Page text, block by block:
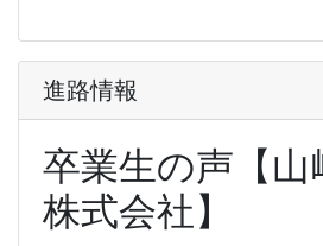
進路情報
卒業生の声【山
株式会社】